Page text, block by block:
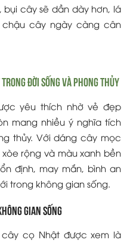
cây sẽ dần dày hơn, lá
cây ngày càng cân
trong đời sống và phong thủy
yêu thích nhờ vẻ đẹp
mang nhiều ý nghĩa tích
thủy. Với dáng cây mọc
rộng và màu xanh bền
định, may mắn, bình an
trong không gian sống.
gian sống
cây cọ Nhật được xem là